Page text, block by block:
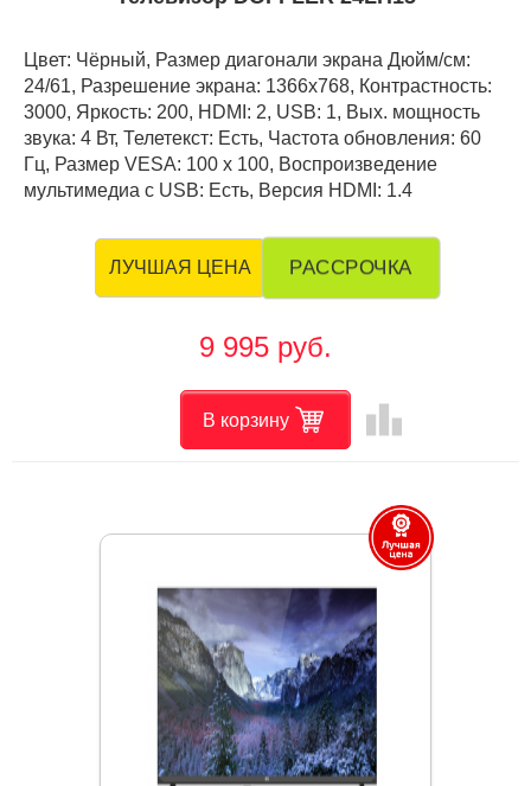
Цвет: Чёрный, Размер диагонали экрана Дюйм/см:
24/61, Разрешение экрана: 1366x768, Контрастность:
3000, Яркость: 200, HDMI: 2, USB: 1, Вых. мощность
звука: 4 Вт, Телетекст: Есть, Частота обновления: 60
Гц, Размер VESA: 100 х 100, Воспроизведение
мультимедиа с USB: Есть, Версия HDMI: 1.4
ЛУЧШАЯ ЦЕНА РАССРОЧКА
9 995 руб.
В корзину leaderboard